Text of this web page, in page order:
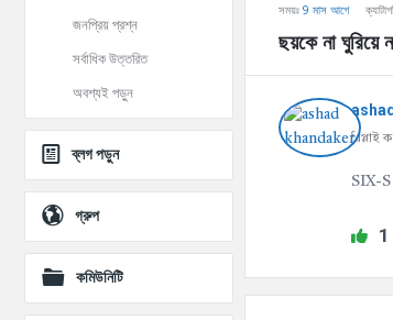
সময়ঃ 9 মাস আগে
ছয়কে না ঘুরিয়ে
রিপ্লাই
SIX-
1
জনপ্রিয় প্রশ্ন
সর্বাধিক উত্তরিত
অবশ্যই পড়ুন
ব্লগ পড়ুন
গ্রুপ
কমিউনিটি